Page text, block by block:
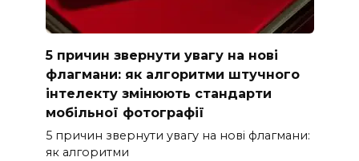
5 причин звернути увагу на нові
флагмани: як алгоритми штучного
інтелекту змінюють стандарти
мобільної фотографії
5 причин звернути увагу на нові флагмани:
як алгоритми